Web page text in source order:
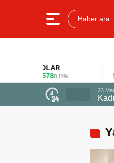
Haber ara...
0,11%
23 Mart 2026 - 09:05
Kadın çalışan oranında